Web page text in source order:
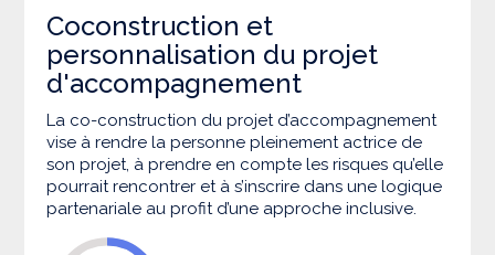
Coconstruction et
personnalisation du projet
d'accompagnement
La co-construction du projet d’accompagnement
vise à rendre la personne pleinement actrice de
son projet, à prendre en compte les risques qu’elle
pourrait rencontrer et à s’inscrire dans une logique
partenariale au profit d’une approche inclusive.